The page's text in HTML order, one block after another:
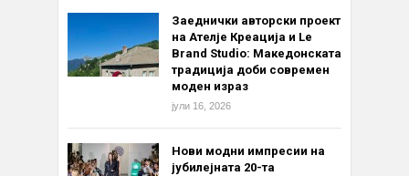
Заеднички авторски проект
на Ателје Креација и Le
Brand Studio: Македонската
традиција доби современ
моден израз
јули 16, 2026
Нови модни импресии на
јубилејната 20-та